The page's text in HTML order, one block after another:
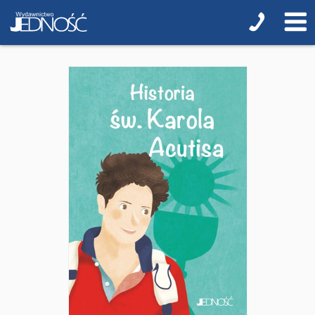
NOWOŚCI
ZAPOWIEDZI
PRZEWODNIKI TERAZ -35% TANIEJ
Albumy o sztuce
Adwent i Boże Narodzenie
Biblie dla najmłodszych
Encyklopedie i leksykony
Ikonopisarstwo
Duchowość, literatura chrześcijańska